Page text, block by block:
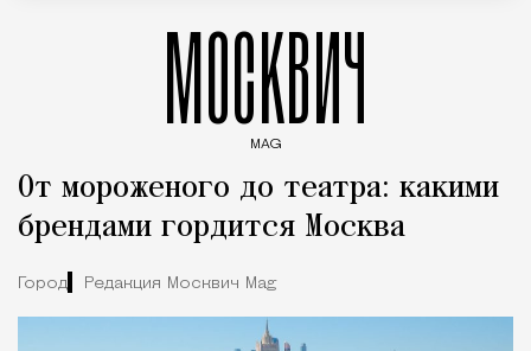
МОСКВИЧ
MAG
От мороженого до театра: какими
брендами гордится Москва
Город Редакция Москвич Mag